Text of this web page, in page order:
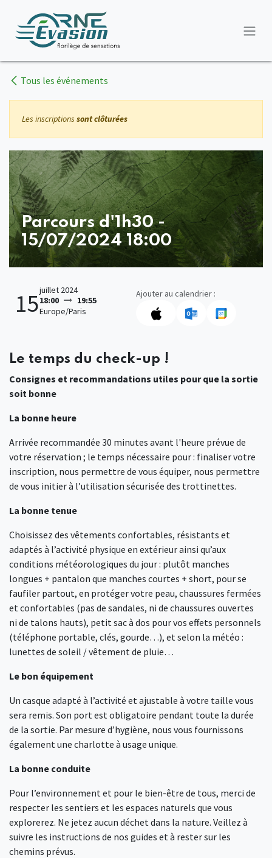
Tous les événements
Les inscriptions sont clôturées
Parcours d'1h30 -
15/07/2024 18:00
15juillet 2024
18:00
19:55
Europe/Paris
Ajouter au calendrier :
Le temps du check-up !
Consignes et recommandations utiles pour que la sortie
soit bonne
La bonne heure
Arrivée recommandée 30 minutes avant l'heure prévue de
votre réservation ; le temps nécessaire pour : finaliser votre
inscription, nous permettre de vous équiper, nous permettre
de vous initier à l’utilisation sécurisée des trottinettes.
La bonne tenue
Choisissez des vêtements confortables, résistants et
adaptés à l’activité physique en extérieur ainsi qu’aux
conditions météorologiques du jour : plutôt manches
longues + pantalon que manches courtes + short, pour se
faufiler partout, en protéger votre peau, chaussures fermées
et confortables (pas de sandales, ni de chaussures ouvertes
ni de talons hauts), petit sac à dos pour vos effets personnels
(téléphone portable, clés, gourde…), et selon la météo :
lunettes de soleil / vêtement de pluie…
Le bon équipement
Un casque adapté à l’activité et ajustable à votre taille vous
sera remis. Son port est obligatoire pendant toute la durée
de la sortie. Par mesure d’hygiène, nous vous fournissons
également une charlotte à usage unique.
La bonne conduite
Pour l’environnement et pour le bien-être de tous, merci de
respecter les sentiers et les espaces naturels que vous
explorerez. Ne jetez aucun déchet dans la nature. Veillez à
suivre les instructions de nos guides et à rester sur les
chemins prévus.